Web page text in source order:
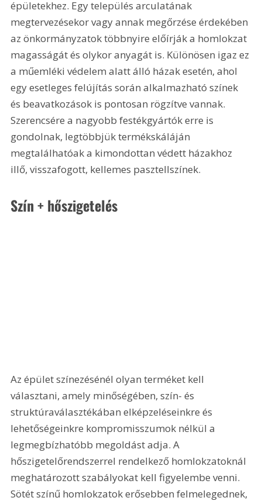
épületekhez. Egy település arculatának
megtervezésekor vagy annak megőrzése érdekében
az önkormányzatok többnyire előírják a homlokzat
magasságát és olykor anyagát is. Különösen igaz ez
a műemléki védelem alatt álló házak esetén, ahol
egy esetleges felújítás során alkalmazható színek
és beavatkozások is pontosan rögzítve vannak.
Szerencsére a nagyobb festékgyártók erre is
gondolnak, legtöbbjük termékskáláján
megtalálhatóak a kimondottan védett házakhoz
illő, visszafogott, kellemes pasztellszínek.
Szín + hőszigetelés
Az épület színezésénél olyan terméket kell
választani, amely minőségében, szín- és
struktúraválasztékában elképzeléseinkre és
lehetőségeinkre kompromisszumok nélkül a
legmegbízhatóbb megoldást adja. A
hőszigetelőrendszerrel rendelkező homlokzatoknál
meghatározott szabályokat kell figyelembe venni.
Sötét színű homlokzatok erősebben felmelegednek,